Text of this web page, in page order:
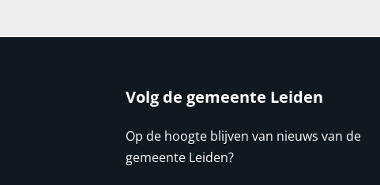
Volg de gemeente Leiden
Op de hoogte blijven van nieuws van de
gemeente Leiden?